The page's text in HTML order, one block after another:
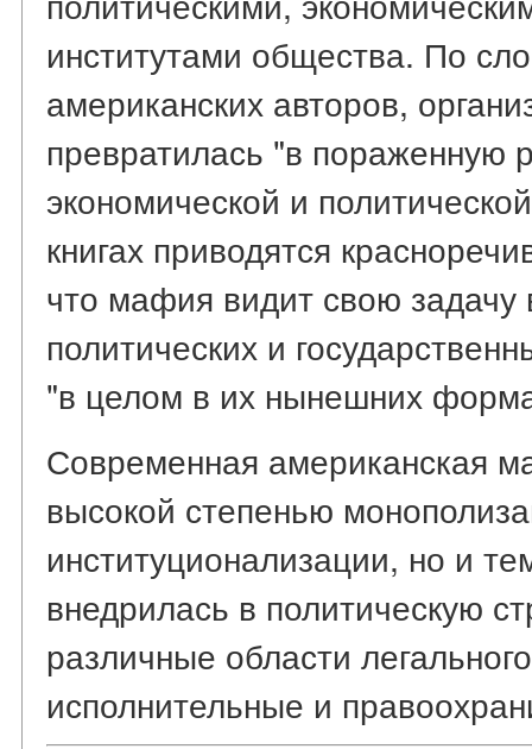
институтами общества. По
американских авторов,
превратилась "в пораженную
экономической и
книгах приводятся
что мафия видит свою задачу
политических и
"в целом в их нынешних
Современная американская
высокой степенью
институционализации, но и
внедрилась в политическую
различные области
исполнительные и